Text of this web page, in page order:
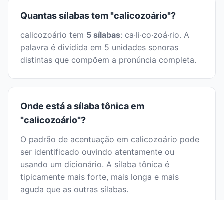
Quantas sílabas tem "calicozoário"?
calicozoário tem 5 sílabas: ca·li·co·zoá·rio. A
palavra é dividida em 5 unidades sonoras
distintas que compõem a pronúncia completa.
Onde está a sílaba tônica em
"calicozoário"?
O padrão de acentuação em calicozoário pode
ser identificado ouvindo atentamente ou
usando um dicionário. A sílaba tônica é
tipicamente mais forte, mais longa e mais
aguda que as outras sílabas.